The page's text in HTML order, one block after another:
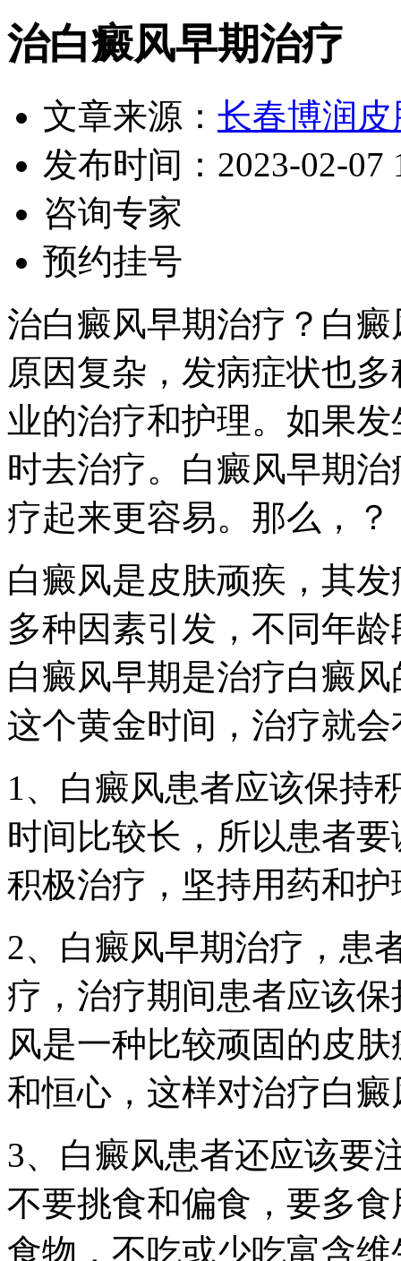
治白癜风早期治疗
文章来源： 长春博润
发布时间：2023-02-07
咨询专家
预约挂号
治白癜风早期治疗？白
原因复杂，发病症状也
业的治疗和护理。如果
时去治疗。白癜风早期
疗起来更容易。那么，？
白癜风是皮肤顽疾，其
多种因素引发，不同年
白癜风早期是治疗白癜
这个黄金时间，治疗就
1、白癜风患者应该保持
时间比较长，所以患者
积极治疗，坚持用药和
2、白癜风早期治疗，患
疗，治疗期间患者应该
风是一种比较顽固的皮
和恒心，这样对治疗白
3、白癜风患者还应该要
不要挑食和偏食，要多
食物，不吃或少吃富含